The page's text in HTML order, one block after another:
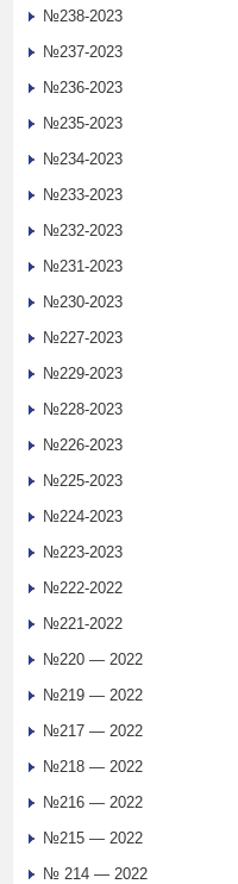
№238-2023
№237-2023
№236-2023
№235-2023
№234-2023
№233-2023
№232-2023
№231-2023
№230-2023
№227-2023
№229-2023
№228-2023
№226-2023
№225-2023
№224-2023
№223-2023
№222-2022
№221-2022
№220 — 2022
№219 — 2022
№217 — 2022
№218 — 2022
№216 — 2022
№215 — 2022
№ 214 — 2022